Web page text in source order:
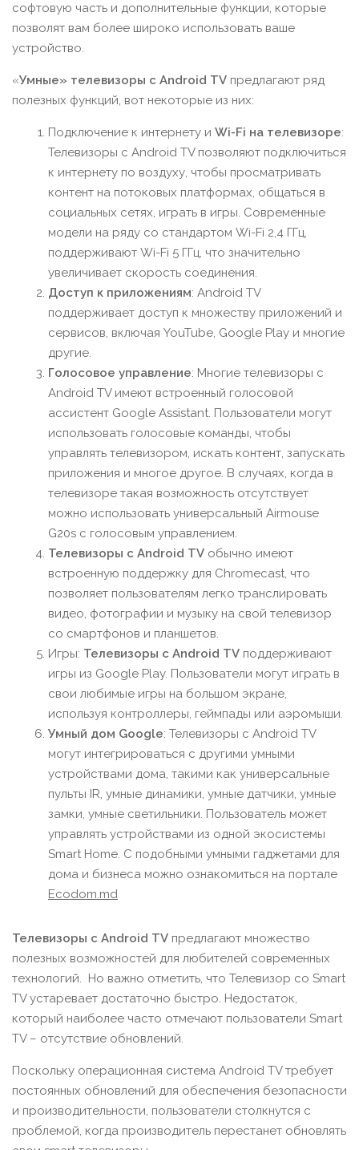
софтовую часть и дополнительные функции, которые
позволят вам более широко использовать ваше
устройство.
«Умные» телевизоры с Android TV предлагают ряд
полезных функций, вот некоторые из них:
Подключение к интернету и Wi-Fi на телевизоре:
Телевизоры с Android TV позволяют подключиться
к интернету по воздуху, чтобы просматривать
контент на потоковых платформах, общаться в
социальных сетях, играть в игры. Современные
модели на ряду со стандартом Wi-Fi 2,4 ГГц,
поддерживают Wi-Fi 5 ГГц, что значительно
увеличивает скорость соединения.
Доступ к приложениям: Android TV
поддерживает доступ к множеству приложений и
сервисов, включая YouTube, Google Play и многие
другие.
Голосовое управление: Многие телевизоры с
Android TV имеют встроенный голосовой
ассистент Google Assistant. Пользователи могут
использовать голосовые команды, чтобы
управлять телевизором, искать контент, запускать
приложения и многое другое. В случаях, когда в
телевизоре такая возможность отсутствует
можно использовать универсальный Airmouse
G20s с голосовым управлением.
Телевизоры с Android TV обычно имеют
встроенную поддержку для Chromecast, что
позволяет пользователям легко транслировать
видео, фотографии и музыку на свой телевизор
со смартфонов и планшетов.
Игры: Телевизоры с Android TV поддерживают
игры из Google Play. Пользователи могут играть в
свои любимые игры на большом экране,
используя контроллеры, геймпады или аэромыши.
Умный дом Google: Телевизоры с Android TV
могут интегрироваться с другими умными
устройствами дома, такими как универсальные
пульты IR, умные динамики, умные датчики, умные
замки, умные светильники. Пользователь может
управлять устройствами из одной экосистемы
Smart Home. C подобными умными гаджетами для
дома и бизнеса можно ознакомиться на портале
Ecodom.md
Телевизоры с Android TV предлагают множество
полезных возможностей для любителей современных
технологий. Но важно отметить, что Телевизор со Smart
TV устаревает достаточно быстро. Недостаток,
который наиболее часто отмечают пользователи Smart
TV – отсутствие обновлений.
Поскольку операционная система Android TV требует
постоянных обновлений для обеспечения безопасности
и производительности, пользователи столкнутся с
проблемой, когда производитель перестанет обновлять